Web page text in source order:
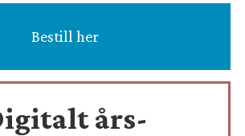
Bestill her
års-